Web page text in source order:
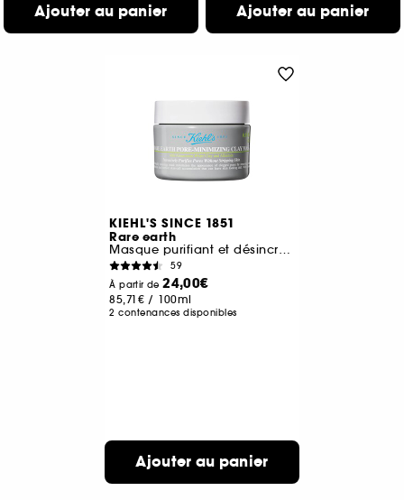
Ajouter au panier Ajouter au panier
KIEHL'S SINCE 1851
Rare earth
Masque purifiant et désincrustant à l'Argile Blanche
59
À partir de24,00€
85,71€ / 100ml
2 contenances disponibles
Ajouter au panier